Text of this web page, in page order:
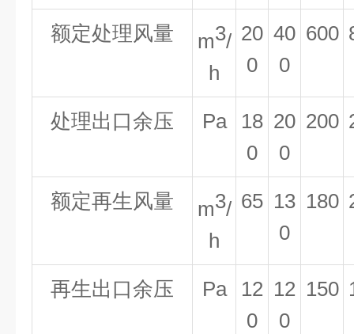
额定处理风量 m3/
h
20
0
40
0
600
处理出口余压 Pa
18
0
20
0
200
额定再生风量 m3/
h
65 13
0
180
再生出口余压 Pa
12
0
12
0
150